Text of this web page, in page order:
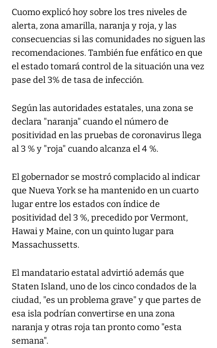
Cuomo explicó hoy sobre los tres niveles de
alerta, zona amarilla, naranja y roja, y las
consecuencias si las comunidades no siguen las
recomendaciones. También fue enfático en que
el estado tomará control de la situación una vez
pase del 3% de tasa de infección.
Según las autoridades estatales, una zona se
declara "naranja" cuando el número de
positividad en las pruebas de coronavirus llega
al 3 % y "roja" cuando alcanza el 4 %.
El gobernador se mostró complacido al indicar
que Nueva York se ha mantenido en un cuarto
lugar entre los estados con índice de
positividad del 3 %, precedido por Vermont,
Hawai y Maine, con un quinto lugar para
Massachussetts.
El mandatario estatal advirtió además que
Staten Island, uno de los cinco condados de la
ciudad, "es un problema grave" y que partes de
esa isla podrían convertirse en una zona
naranja y otras roja tan pronto como "esta
semana".